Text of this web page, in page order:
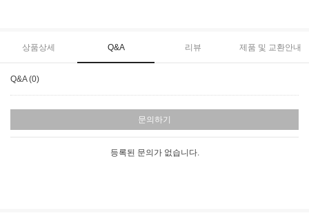
상품상세 Q&A 리뷰 제품 및 교환안내
Q&A (0)
문의하기
등록된 문의가 없습니다.